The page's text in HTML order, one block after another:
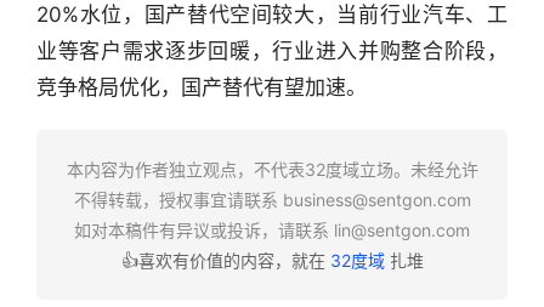
行
20%水位，国产替代空间较大，当前行业汽车、工
业等客户需求逐步回暖，行业进入并购整合阶段，
竞争格局优化，国产替代有望加速。
本内容为作者独立观点，不代表32度域立场。未经允许
不得转载，授权事宜请联系 business@sentgon.com
如对本稿件有异议或投诉，请联系 lin@sentgon.com
👍喜欢有价值的内容，就在 32度域扎堆